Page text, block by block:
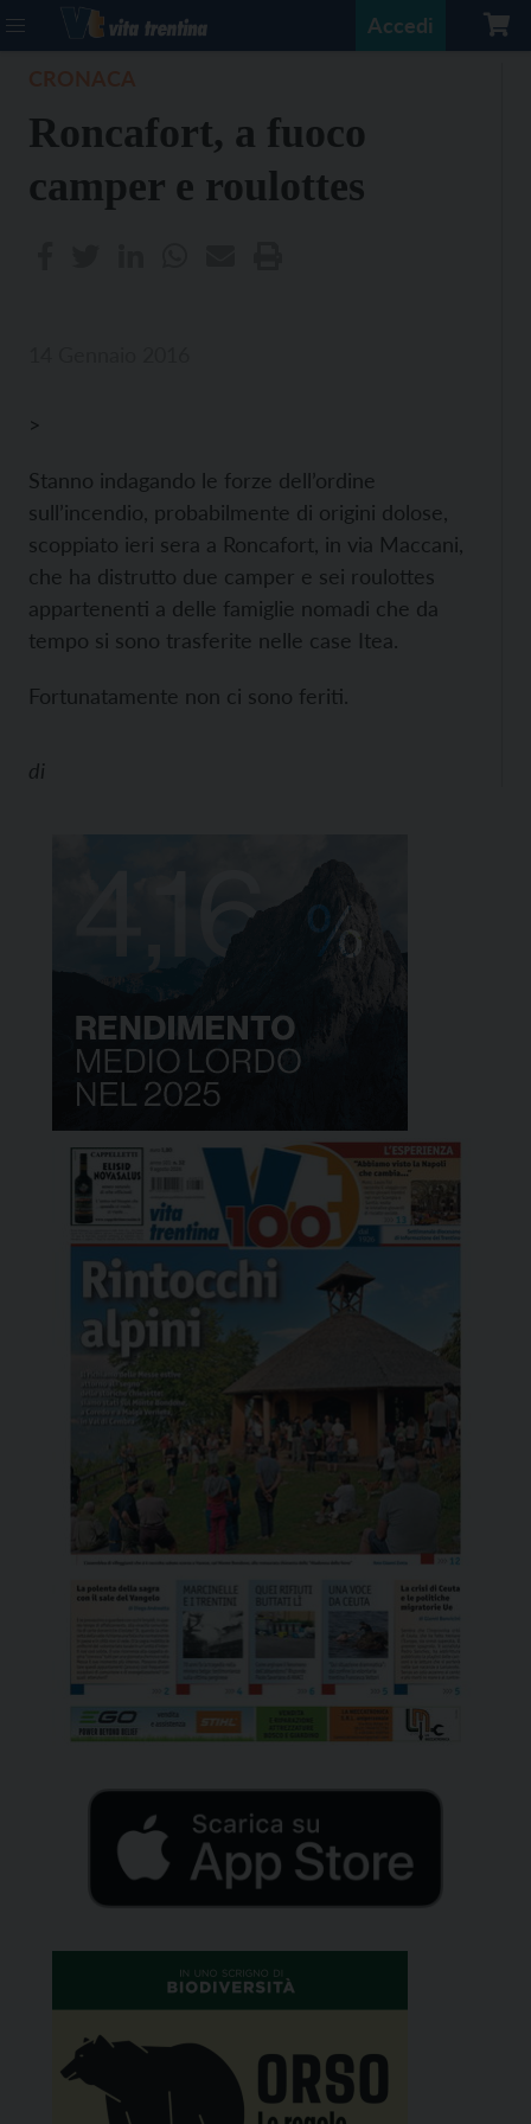
Accedi
Roncafort, a fuoco
camper e roulottes
>
Stanno indagando le forze dell’ordine
sull’incendio, probabilmente di origini dolose,
scoppiato ieri sera a Roncafort, in via Maccani,
che ha distrutto due camper e sei roulottes
appartenenti a delle famiglie nomadi che da
tempo si sono trasferite nelle case Itea.
Fortunatamente non ci sono feriti.
di